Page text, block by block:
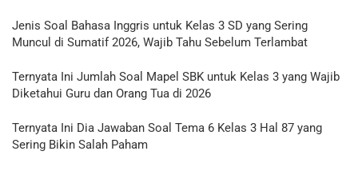
Jenis Soal Bahasa Inggris untuk Kelas 3 SD yang Sering
Muncul di Sumatif 2026, Wajib Tahu Sebelum Terlambat
Ternyata Ini Jumlah Soal Mapel SBK untuk Kelas 3 yang Wajib
Diketahui Guru dan Orang Tua di 2026
Ternyata Ini Dia Jawaban Soal Tema 6 Kelas 3 Hal 87 yang
Sering Bikin Salah Paham